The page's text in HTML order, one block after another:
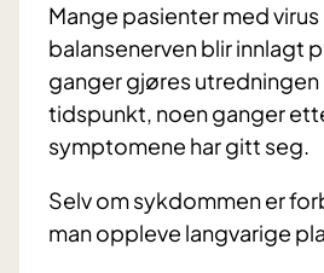
Mange pasienter med virus
balansenerven blir innlagt
ganger gjøres utredningen
tidspunkt, noen ganger
symptomene har gitt seg.
Selv om sykdommen er
man oppleve langvarige